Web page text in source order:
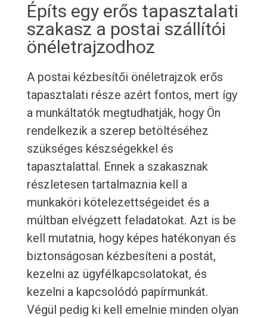
Építs egy erős tapasztalati
szakasz a postai szállítói
önéletrajzodhoz
A postai kézbesítői önéletrajzok erős
tapasztalati része azért fontos, mert így
a munkáltatók megtudhatják, hogy Ön
rendelkezik a szerep betöltéséhez
szükséges készségekkel és
tapasztalattal. Ennek a szakasznak
részletesen tartalmaznia kell a
munkaköri kötelezettségeidet és a
múltban elvégzett feladatokat. Azt is be
kell mutatnia, hogy képes hatékonyan és
biztonságosan kézbesíteni a postát,
kezelni az ügyfélkapcsolatokat, és
kezelni a kapcsolódó papírmunkát.
Végül pedig ki kell emelnie minden olyan